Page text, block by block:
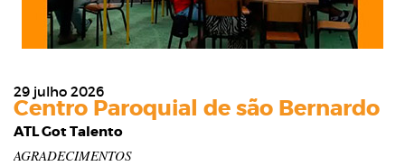
29 julho 2026
Centro Paroquial de são Bernardo
ATL Got Talento
AGRADECIMENTOS